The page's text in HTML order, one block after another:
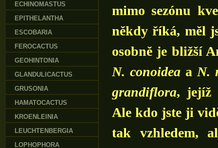
mimo sezónu
někdy říká, měl
osobně je bližší
N. conoidea a N.
grandiflora, jejíž
Ale kdo jste ji
tak vzhledem,
ECHINOMASTUS
EPITHELANTHA
ESCOBARIA
FEROCACTUS
GEOHINTONIA
GLANDULICACTUS
GRUSONIA
HAMATOCACTUS
KROENLEINIA
LEUCHTENBERGIA
LOPHOPHORA